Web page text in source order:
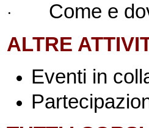
·
Come e
ALTRE
Eventi in